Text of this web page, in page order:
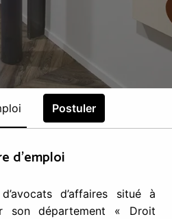
Postuler
d'emploi
d’affaires situé à
son département « Droit